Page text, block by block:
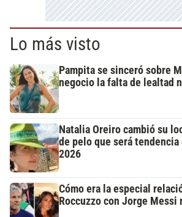
Lo más visto
Pampita se sinceró sobre
negocio la falta de lealtad
Natalia Oreiro cambió su
de pelo que será tendencia
2026
Cómo era la especial
Roccuzzo con Jorge Messi